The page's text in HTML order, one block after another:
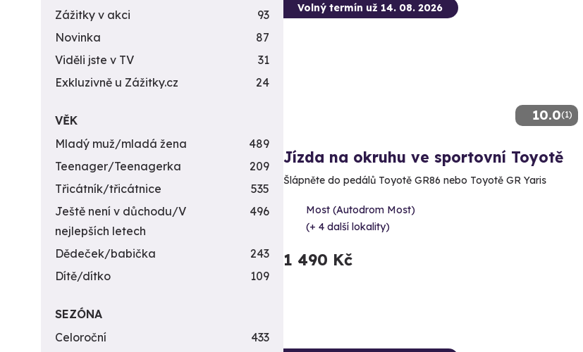
10.0(1)
Volný termín už 14. 08. 2026
Jízda na okruhu ve sportovní Toyotě
Šlápněte do pedálů Toyotě GR86 nebo Toyotě GR Yaris
Most (Autodrom Most)
(+ 4 další lokality)
1 490 Kč
Zážitky v akci
93
Novinka
87
Viděli jste v TV
31
Exkluzivně u Zážitky.cz
24
VĚK
Mladý muž/mladá žena
489
Teenager/Teenagerka
209
Třicátník/třicátnice
535
Ještě není v důchodu/V
nejlepších letech
496
Dědeček/babička
243
Dítě/dítko
109
SEZÓNA
Celoroční
433